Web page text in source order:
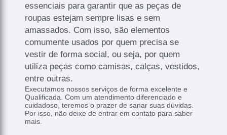
essenciais para garantir que as peças de
roupas estejam sempre lisas e sem
amassados. Com isso, são elementos
comumente usados por quem precisa se
vestir de forma social, ou seja, por quem
utiliza peças como camisas, calças, vestidos,
entre outras.
Executamos nossos serviços de forma excelente e
Qualificada. Com um atendimento diferenciado e
cuidadoso, teremos o prazer de sanar suas dúvidas.
Por isso, não deixe de entrar em contato para saber
mais.